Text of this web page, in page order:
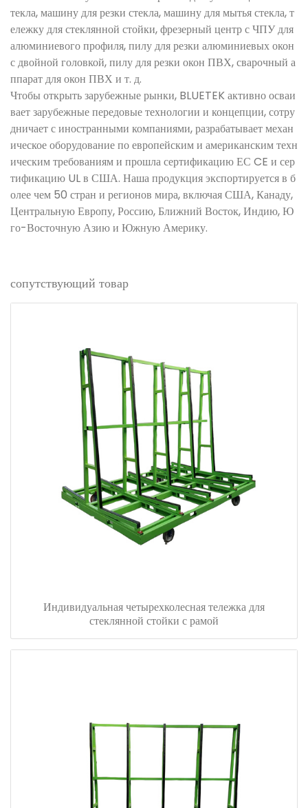
текла, машину для резки стекла, машину для мытья стекла, т
ележку для стеклянной стойки, фрезерный центр с ЧПУ для
алюминиевого профиля, пилу для резки алюминиевых окон
с двойной головкой, пилу для резки окон ПВХ, сварочный а
ппарат для окон ПВХ и т. д.
Чтобы открыть зарубежные рынки, BLUETEK активно осваи
вает зарубежные передовые технологии и концепции, сотру
дничает с иностранными компаниями, разрабатывает механ
ическое оборудование по европейским и американским техн
ическим требованиям и прошла сертификацию ЕС CE и сер
тификацию UL в США. Наша продукция экспортируется в б
олее чем 50 стран и регионов мира, включая США, Канаду,
Центральную Европу, Россию, Ближний Восток, Индию, Ю
го-Восточную Азию и Южную Америку.
сопутствующий товар
Индивидуальная четырехколесная тележка для
стеклянной стойки с рамой